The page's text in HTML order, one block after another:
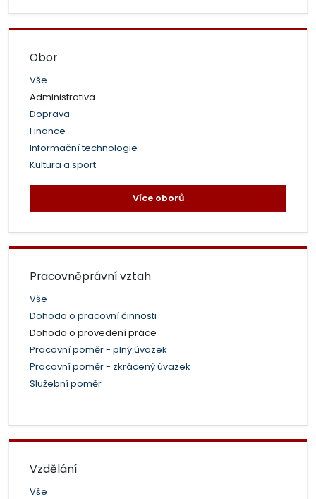
Obor
Vše
Administrativa
Doprava
Finance
Informační technologie
Kultura a sport
Více oborů
Pracovněprávní vztah
Vše
Dohoda o pracovní činnosti
Dohoda o provedení práce
Pracovní poměr - plný úvazek
Pracovní poměr - zkrácený úvazek
Služební poměr
Vzdělání
Vše